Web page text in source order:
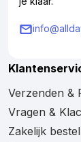
Verzenden &
Vragen &
Zakelijk